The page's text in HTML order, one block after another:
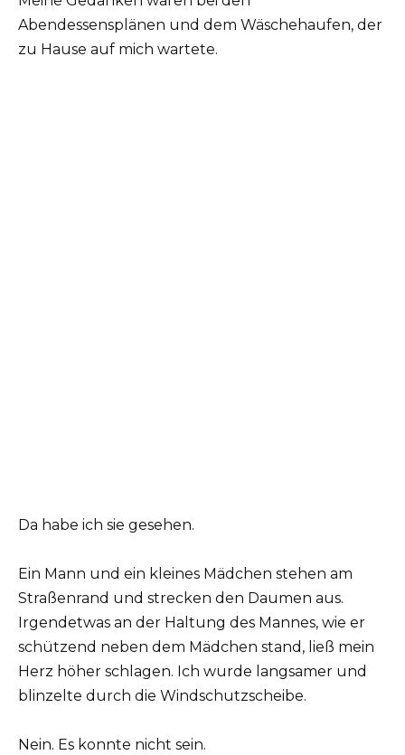
Abendessensplänen und dem Wäschehaufen, der
zu Hause auf mich wartete.
Da habe ich sie gesehen.
Ein Mann und ein kleines Mädchen stehen am
Straßenrand und strecken den Daumen aus.
Irgendetwas an der Haltung des Mannes, wie er
schützend neben dem Mädchen stand, ließ mein
Herz höher schlagen. Ich wurde langsamer und
blinzelte durch die Windschutzscheibe.
Nein. Es konnte nicht sein.